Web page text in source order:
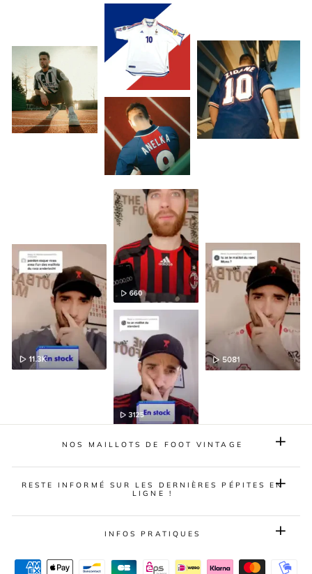
NOS MAILLOTS DE FOOT VINTAGE
RESTE INFORMÉ SUR LES DERNIÈRES PÉPITES EN
LIGNE !
INFOS PRATIQUES